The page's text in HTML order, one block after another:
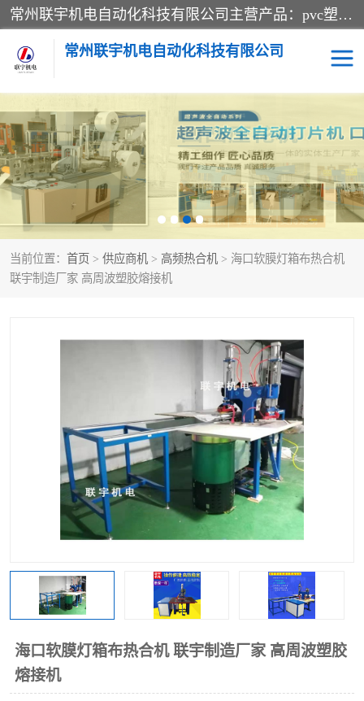
常州联宇机电自动化科技有限公司主营产品：pvc塑料焊机、高频热合机、软膜天花压边机、服装布料凹凸压花机、布料3d压印设备、服装植胶设备、超声波布料花边机、无纺布热合机、全自动压花机。
常州联宇机电自动化科技有限公司
当前位置： 首页 > 供应商机 > 高频热合机 > 海口软膜灯箱布热合机
联宇制造厂家 高周波塑胶熔接机
海口软膜灯箱布热合机 联宇制造厂家 高周波塑胶
熔接机
压花定型机以及压花模具 超声波热合机
高频热合机 超声波花边机
超声波复合压花机 凹凸压花机压标机
3040凹凸压花机 双头服装凹凸压花机
高频压花压标机 自动超声波打片成型机
海绵产品成型机
其他超声波系列